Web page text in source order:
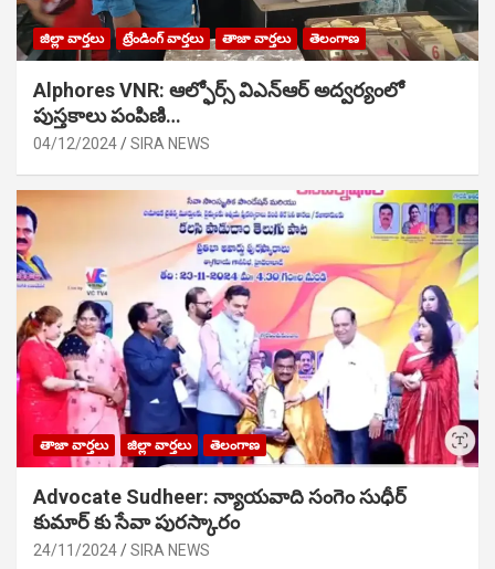
జిల్లా వార్తలు ట్రేండింగ్ వార్తలు తాజా వార్తలు తెలంగాణ
Alphores VNR: ఆల్ఫోర్స్ విఎన్ఆర్ అద్వర్యంలో
పుస్తకాలు పంపిణి…
04/12/2024 SIRA NEWS
తాజా వార్తలు జిల్లా వార్తలు తెలంగాణ
Advocate Sudheer: న్యాయవాది సంగెం సుధీర్
కుమార్ కు సేవా పురస్కారం
24/11/2024 SIRA NEWS